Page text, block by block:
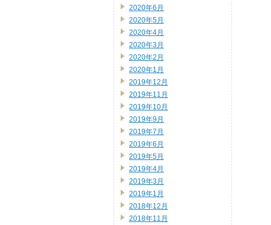
2020年6月
2020年5月
2020年4月
2020年3月
2020年2月
2020年1月
2019年12月
2019年11月
2019年10月
2019年9月
2019年7月
2019年6月
2019年5月
2019年4月
2019年3月
2019年1月
2018年12月
2018年11月